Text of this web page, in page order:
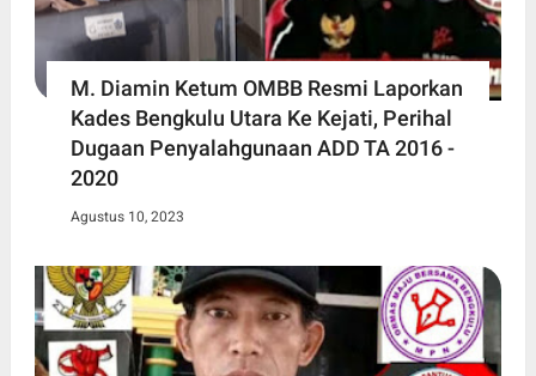
M. Diamin Ketum OMBB Resmi Laporkan
Kades Bengkulu Utara Ke Kejati, Perihal
Dugaan Penyalahgunaan ADD TA 2016 -
2020
Agustus 10, 2023